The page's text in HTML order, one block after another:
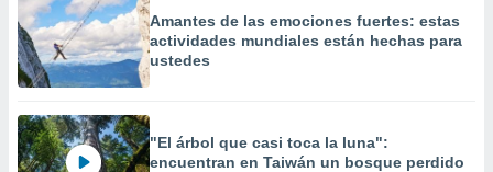
Amantes de las emociones fuertes: estas
actividades mundiales están hechas para
ustedes
"El árbol que casi toca la luna":
encuentran en Taiwán un bosque perdido